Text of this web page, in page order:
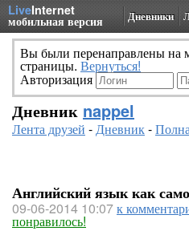
LiveInternet
мобильная версия Дневники
Вы были перенаправлены на
страницы. Вернуться!
Авторизация
Дневник nappel
Лента друзей -Дневник-
Английский язык как
09-06-2014 10:07к
понравилось!